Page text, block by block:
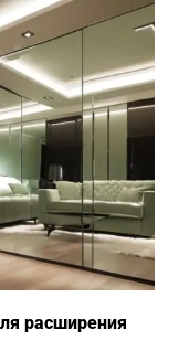
расширения